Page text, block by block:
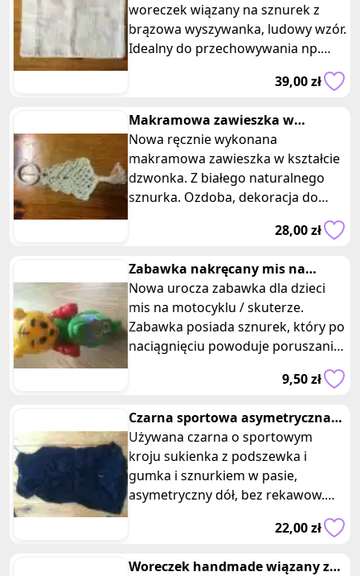
woreczek wiązany na sznurek z
brązowa wyszywanka, ludowy wzór.
Idealny do przechowywania np.
pieczywa, suchych strączków, ziół
39,00 zł
Makramowa zawieszka w
kształcie dzwonka
Nowa ręcznie wykonana
makramowa zawieszka w kształcie
dzwonka. Z białego naturalnego
sznurka. Ozdoba, dekoracja do
powieszenia. Wymiary; długość 25
28,00 zł
Zabawka nakręcany mis na
zielonym motocyklu skuterze
Nowa urocza zabawka dla dzieci
mis na motocyklu / skuterze.
Zabawka posiada sznurek, który po
naciągnięciu powoduje poruszanie
skutera do przodu. Wymiary: 12 x
9,50 zł
Czarna sportowa asymetryczna
sukienka z podszewka reserved
Używana czarna o sportowym
kroju sukienka z podszewka i
gumka i sznurkiem w pasie,
asymetryczny dół, bez rekawow.
22,00 zł
Woreczek handmade wiązany z